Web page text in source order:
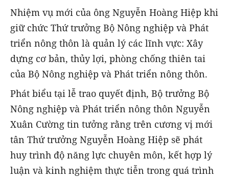
Nhiệm vụ mới của ông Nguyễn Hoàng Hiệp khi
giữ chức Thứ trưởng Bộ Nông nghiệp và Phát
triển nông thôn là quản lý các lĩnh vực: Xây
dựng cơ bản, thủy lợi, phòng chống thiên tai
của Bộ Nông nghiệp và Phát triển nông thôn.
Phát biểu tại lễ trao quyết định, Bộ trưởng Bộ
Nông nghiệp và Phát triển nông thôn Nguyễn
Xuân Cường tin tưởng rằng trên cương vị mới
tân Thứ trưởng Nguyễn Hoàng Hiệp sẽ phát
huy trình độ năng lực chuyên môn, kết hợp lý
luận và kinh nghiệm thực tiễn trong quá trình